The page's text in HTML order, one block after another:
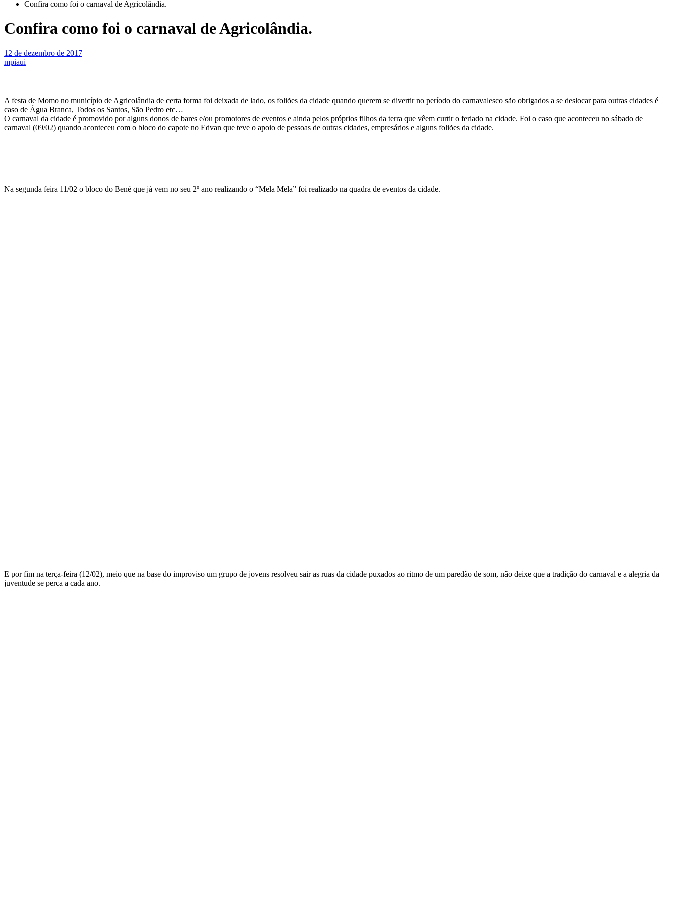
Confira como foi o carnaval de Agricolândia.
Confira como foi o carnaval de Agricolândia.
12 de dezembro de 2017
mpiaui
A festa de Momo no município de Agricolândia de certa forma foi deixada de lado, os foliões da cidade quando querem se divertir no período do carnavalesco são obrigados a se deslocar para outras cidades é
caso de Água Branca, Todos os Santos, São Pedro etc…
O carnaval da cidade é promovido por alguns donos de bares e/ou promotores de eventos e ainda pelos próprios filhos da terra que vêem curtir o feriado na cidade. Foi o caso que aconteceu no sábado de
carnaval (09/02) quando aconteceu com o bloco do capote no Edvan que teve o apoio de pessoas de outras cidades, empresários e alguns foliões da cidade.
Na segunda feira 11/02 o bloco do Bené que já vem no seu 2º ano realizando o “Mela Mela” foi realizado na quadra de eventos da cidade.
E por fim na terça-feira (12/02), meio que na base do improviso um grupo de jovens resolveu sair as ruas da cidade puxados ao ritmo de um paredão de som, não deixe que a tradição do carnaval e a alegria da
juventude se perca a cada ano.